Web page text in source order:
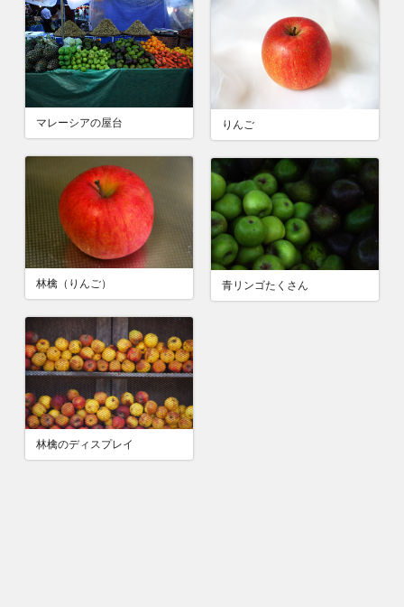
マレーシアの屋台 りんご
林檎（りんご） 青リンゴたくさん
林檎のディスプレイ